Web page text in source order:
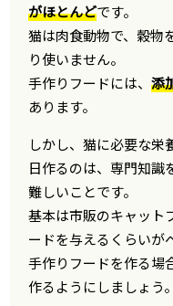
がほとんどです。
猫は肉食動物で、穀物
り使いません。
手作りフードには、添
あります。
しかし、猫に必要な栄
日作るのは、専門知識
難しいことです。
基本は市販のキャット
ードを与えるくらいが
手作りフードを作る場
作るようにしましょう。